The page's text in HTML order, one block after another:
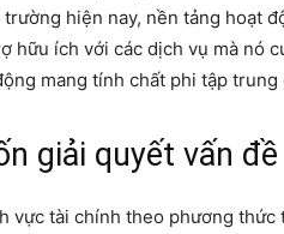
hiện nay, nền tảng hoạt
hữu ích với các dịch vụ mà nó
mang tính chất phi tập
giải quyết vấn đề
vực tài chính theo phương